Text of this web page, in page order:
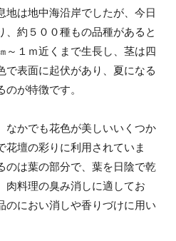
地は地中海沿岸でしたが、今日
、約５００種もの品種があると
～１ｍ近くまで生長し、茎は四
で表面に起伏があり、夏になる
のが特徴です。
なかでも花色が美しいいくつか
花壇の彩りに利用されていま
のは葉の部分で、葉を日陰で乾
肉料理の臭み消しに適してお
のにおい消しや香りづけに用い